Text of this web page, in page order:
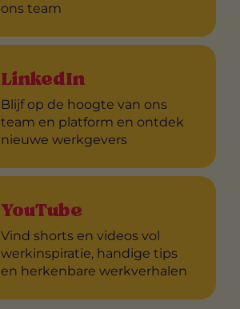
ons team
LinkedIn
Blijf op de hoogte van ons
team en platform en ontdek
nieuwe werkgevers
YouTube
Vind shorts en videos vol
werkinspiratie, handige tips
en herkenbare werkverhalen